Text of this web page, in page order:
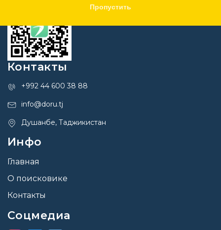
Пропустить
Контакты
+992 44 600 38 88
info@doru.tj
Душанбе, Таджикистан
Инфо
Главная
О поисковике
Контакты
Соцмедиа